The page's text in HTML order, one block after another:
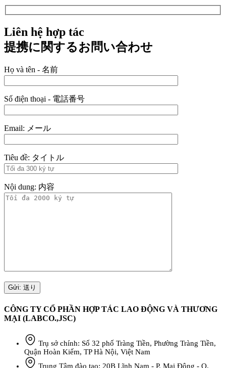
Liên hệ hợp tác
提携に関するお問い合わせ
Họ và tên - 名前
Số điện thoại - 電話番号
Email: メール
Tiêu đề: タイトル
Nội dung: 内容
CÔNG TY CỔ PHẦN HỢP TÁC LAO ĐỘNG VÀ THƯƠNG
MẠI (LABCO.,JSC)
Trụ sở chính: Số 32 phố Tràng Tiền, Phường Tràng Tiền,
Quận Hoàn Kiếm, TP Hà Nội, Việt Nam
Trung Tâm đào tạo: 20B Lĩnh Nam - P. Mai Động - Q.